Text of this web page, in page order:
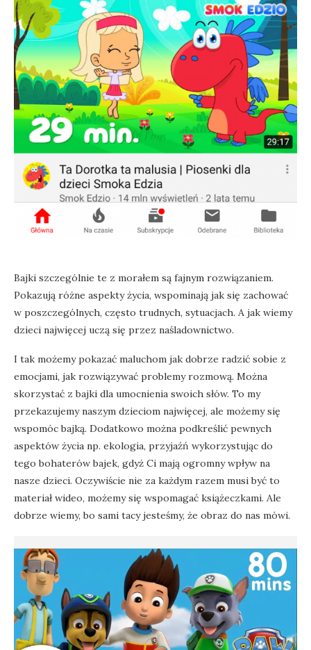
Bajki szczególnie te z morałem są fajnym rozwiązaniem.
Pokazują różne aspekty życia, wspominają jak się zachować
w poszczególnych, często trudnych, sytuacjach. A jak wiemy
dzieci najwięcej uczą się przez naśladownictwo.
I tak możemy pokazać maluchom jak dobrze radzić sobie z
emocjami, jak rozwiązywać problemy rozmową. Można
skorzystać z bajki dla umocnienia swoich słów. To my
przekazujemy naszym dzieciom najwięcej, ale możemy się
wspomóc bajką. Dodatkowo można podkreślić pewnych
aspektów życia np. ekologia, przyjaźń wykorzystując do
tego bohaterów bajek, gdyż Ci mają ogromny wpływ na
nasze dzieci. Oczywiście nie za każdym razem musi być to
materiał wideo, możemy się wspomagać książeczkami. Ale
dobrze wiemy, bo sami tacy jesteśmy, że obraz do nas mówi.